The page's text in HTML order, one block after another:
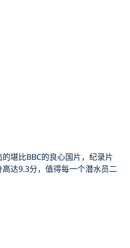
堪比BBC的良心国片，纪录片
高达9.3分，值得每一个潜水员二